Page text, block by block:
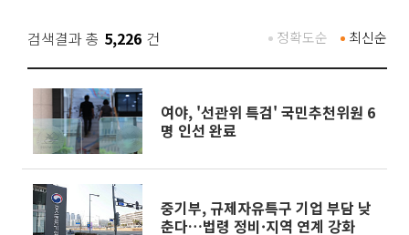
검색결과 총 5,226 건 최신순
정확도순
여야, '선관위 특검' 국민추천위원 6
명 인선 완료
중기부, 규제자유특구 기업 부담 낮
춘다…법령 정비·지역 연계 강화